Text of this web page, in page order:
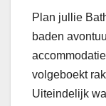
Plan jullie
baden
volgeboekt
Uiteindelijk